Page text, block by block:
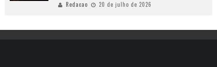
Redacao 20 de julho de 2026